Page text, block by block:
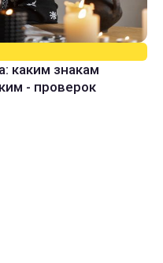
каким знакам
- проверок